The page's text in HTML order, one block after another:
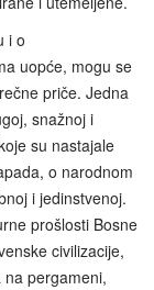
i o
uopće, mogu se
priče. Jedna
snažnoj i
su nastajale
o narodnom
i jedinstvenoj.
prošlosti Bosne
civilizacije,
pergameni,